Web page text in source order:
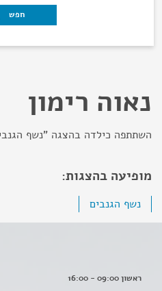
חפש
נאוה רימון
השתתפה כילדה בהצגה "נשף
מופיעה בהצגות:
נשף הגנבים
ראשון 09:00 - 16:00